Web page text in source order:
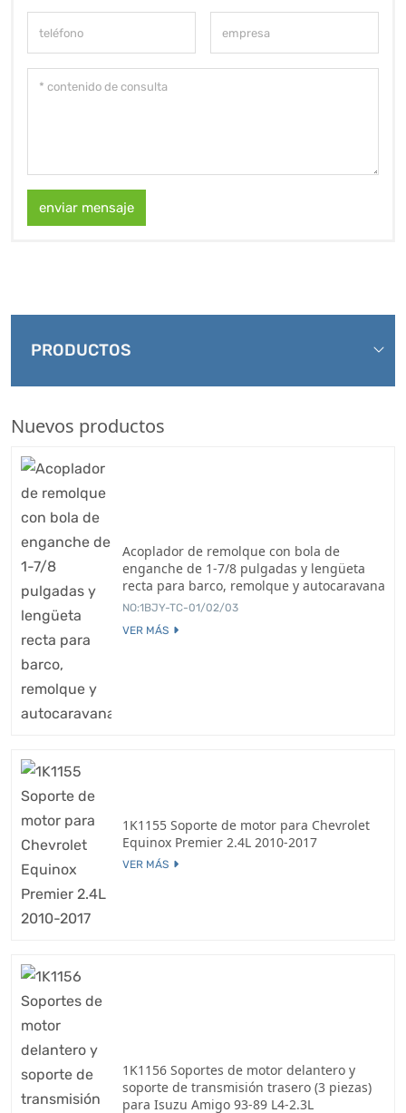
enviar mensaje
PRODUCTOS
Nuevos productos
Acoplador de remolque con bola de
enganche de 1-7/8 pulgadas y lengüeta
recta para barco, remolque y autocaravana
NO:1BJY-TC-01/02/03
VER MÁS
1K1155 Soporte de motor para Chevrolet
Equinox Premier 2.4L 2010-2017
VER MÁS
1K1156 Soportes de motor delantero y
soporte de transmisión trasero (3 piezas)
para Isuzu Amigo 93-89 L4-2.3L